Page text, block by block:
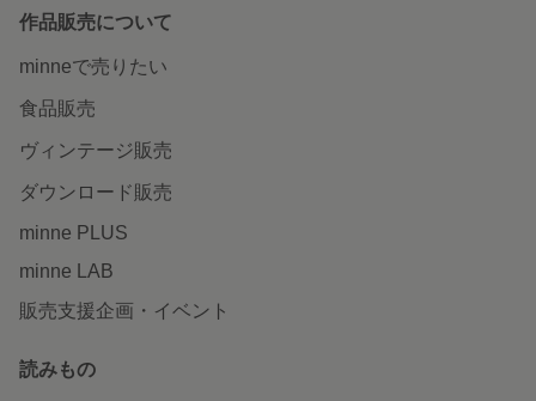
作品販売について
minneで売りたい
食品販売
ヴィンテージ販売
ダウンロード販売
minne PLUS
minne LAB
販売支援企画・イベント
読みもの